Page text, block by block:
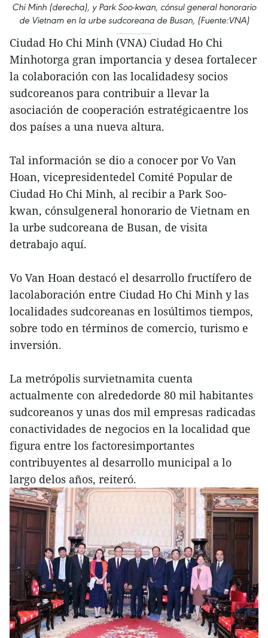
Chi Minh (derecha), y Park Soo-kwan, cónsul general honorario
de Vietnam en la urbe sudcoreana de Busan, (Fuente:VNA)
Ciudad Ho Chi Minh (VNA) Ciudad Ho Chi
Minhotorga gran importancia y desea fortalecer
la colaboración con las localidadesy socios
sudcoreanos para contribuir a llevar la
asociación de cooperación estratégicaentre los
dos países a una nueva altura.
Tal información se dio a conocer por Vo Van
Hoan, vicepresidentedel Comité Popular de
Ciudad Ho Chi Minh, al recibir a Park Soo-
kwan, cónsulgeneral honorario de Vietnam en
la urbe sudcoreana de Busan, de visita
detrabajo aquí.
Vo Van Hoan destacó el desarrollo fructífero de
lacolaboración entre Ciudad Ho Chi Minh y las
localidades sudcoreanas en losúltimos tiempos,
sobre todo en términos de comercio, turismo e
inversión.
La metrópolis survietnamita cuenta
actualmente con alrededorde 80 mil habitantes
sudcoreanos y unas dos mil empresas radicadas
conactividades de negocios en la localidad que
figura entre los factoresimportantes
contribuyentes al desarrollo municipal a lo
largo delos años, reiteró.